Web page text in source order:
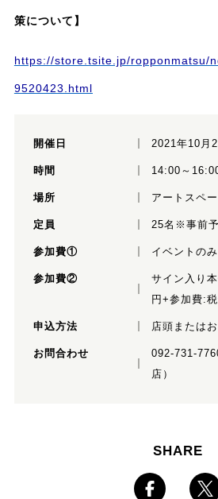
策について】
https://store.tsite.jp/ropponmatsu/
9520423.html
開催日 2021年10月
時間 14:00～
場所 アートスペー
定員 25名※事前
参加費① イベントの
参加費②
サイン入り
円+参加費:
申込方法 店頭または
お問合わせ
092-731-
店）
SHARE